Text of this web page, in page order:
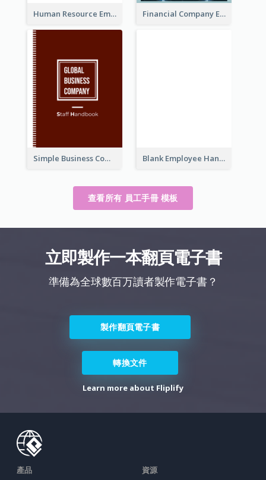
Human Resource Employee Handbook Financial Company Employee Handbook
Simple Business Company Employee Handbook Blank Employee Handbook
查看所有 員工手冊 模板
立即製作一本翻頁電子書
準備為全球數百万讀者製作電子書？
製作翻頁電子書
轉換文件
Learn more about Fliplify
產品 資源